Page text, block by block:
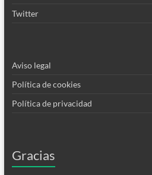
Twitter
Aviso legal
Política de cookies
Política de privacidad
Gracias